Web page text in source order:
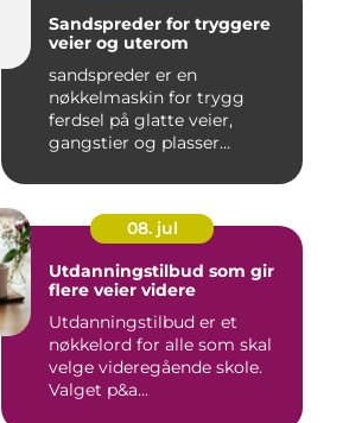
Sandspreder for tryggere
veier og uterom
sandspreder er en
nøkkelmaskin for trygg
ferdsel på glatte veier,
gangstier og plasser
08. jul
Utdanningstilbud som gir
flere veier videre
Utdanningstilbud er et
nøkkelord for alle som skal
velge videregående skole.
Valget p&a...